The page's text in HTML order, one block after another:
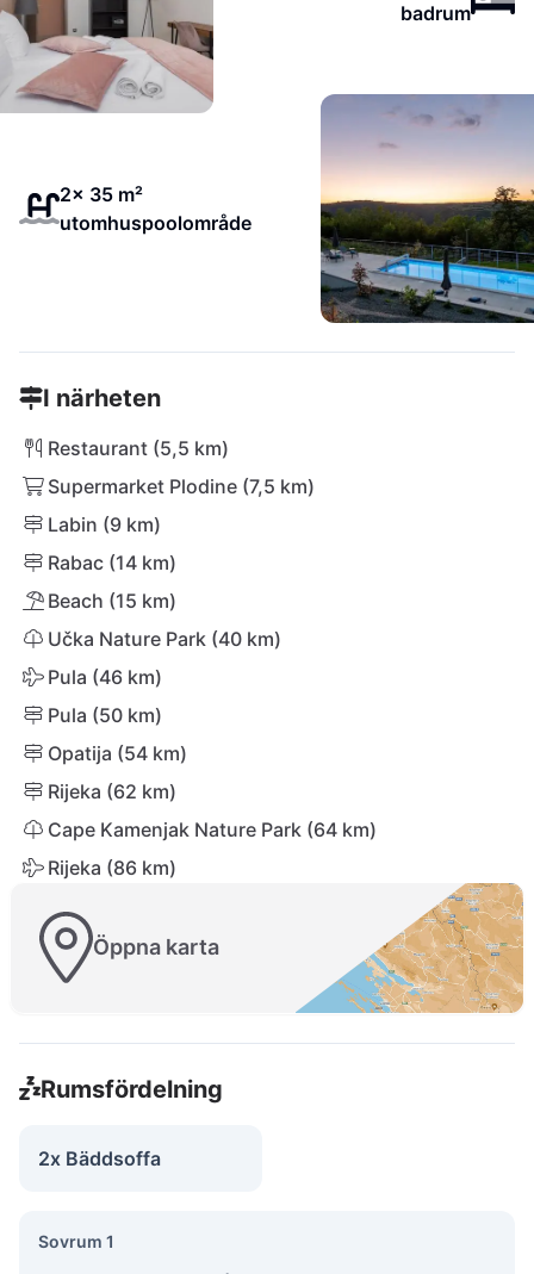
badrum
2x 35 m²
utomhuspoolområde
I närheten
Restaurant (5,5 km)
Supermarket Plodine (7,5 km)
Labin (9 km)
Rabac (14 km)
Beach (15 km)
Učka Nature Park (40 km)
Pula (46 km)
Pula (50 km)
Opatija (54 km)
Rijeka (62 km)
Cape Kamenjak Nature Park (64 km)
Rijeka (86 km)
Öppna karta
Rumsfördelning
2x Bäddsoffa
Sovrum 1